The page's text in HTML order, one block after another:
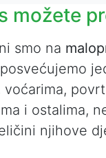
možete
smo na
voćarima,
i ostalima,
njihove